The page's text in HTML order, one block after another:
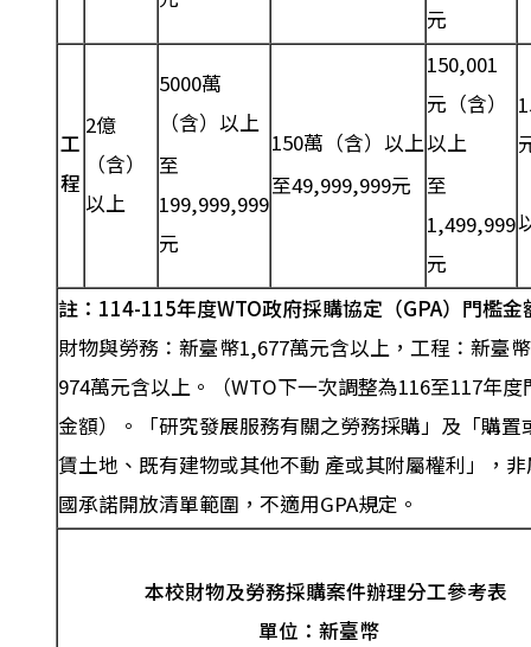
元
工
程
2億
（含）
以上
5000萬
（含）以上
至
199,999,999
元
150萬（含）以上
至49,999,999元
150,001
元（含）
以上
至
1,499,999
元
註： 114-115年度WTO政府採購協定 （GPA） 門檻金
財物與勞務：新臺幣1,677萬元含以上，工程：新臺
974萬元含以上。（WTO下一次調整為116至117年度
金額）。「研究發展服務有關之勞務採購」及「購置
賃土地、既有建物或其他不動 產或其附屬權利」，
國承諾開放清單範圍，不適用GPA規定。
本校財物及勞務採購案件辦理分工參考表
單位：新臺幣